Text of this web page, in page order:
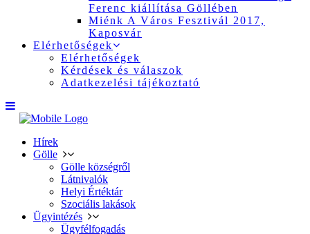
Ferenc kiállítása Göllében
Miénk A Város Fesztivál 2017,
Kaposvár
Elérhetőségek
Elérhetőségek
Kérdések és válaszok
Adatkezelési tájékoztató
Hírek
Gölle
Gölle községről
Látnivalók
Helyi Értéktár
Szociális lakások
Ügyintézés
Ügyfélfogadás